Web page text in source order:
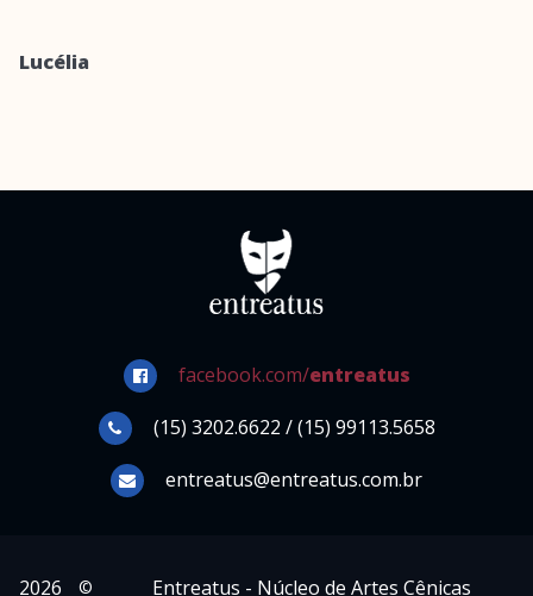
Lucélia
facebook.com/entreatus
(15) 3202.6622 / (15) 99113.5658
entreatus@entreatus.com.br
2026 © Entreatus - Núcleo de Artes Cênicas